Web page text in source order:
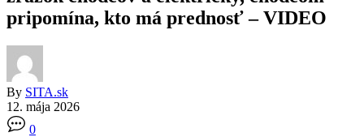
pripomína, kto má prednosť – VIDEO
By SITA.sk
12. mája 2026
0